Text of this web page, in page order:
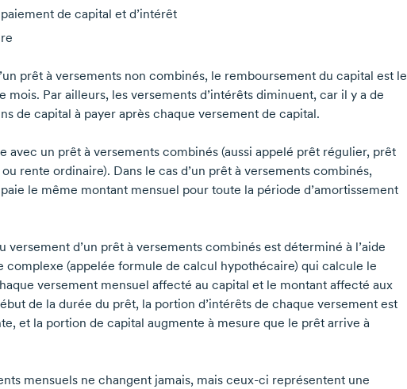
de capital et d’intérêt
prêt à versements non combinés, le remboursement du capital est le
mois. Par ailleurs, les versements d’intérêts diminuent, car il y a de
de capital à payer après chaque versement de capital.
avec un prêt à versements combinés (aussi appelé prêt régulier, prêt
rente ordinaire). Dans le cas d’un prêt à versements combinés,
le même montant mensuel pour toute la période d’amortissement
versement d’un prêt à versements combinés est déterminé à l’aide
complexe (appelée formule de calcul hypothécaire) qui calcule le
versement mensuel affecté au capital et le montant affecté aux
de la durée du prêt, la portion d’intérêts de chaque versement est
et la portion de capital augmente à mesure que le prêt arrive à
mensuels ne changent jamais, maisceux-ci représentent une